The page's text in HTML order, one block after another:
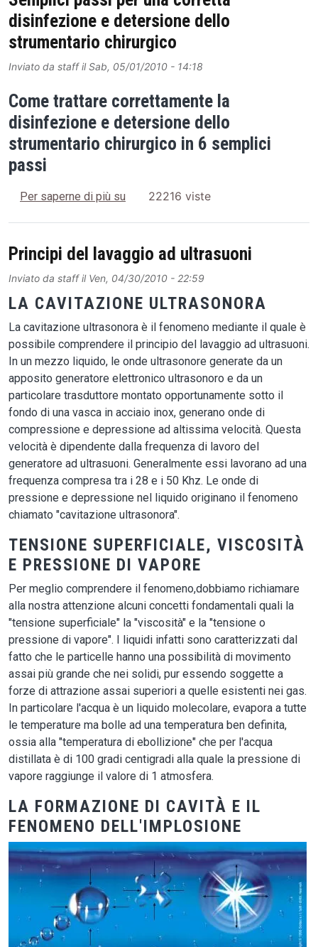
disinfezione e detersione dello
strumentario chirurgico
Inviato da staffilSab, 05/01/2010 - 14:18
Come trattare correttamente la
disinfezione e detersione dello
strumentario chirurgico in 6 semplici
passi
Per saperne di più su Semplici passi per una corretta
22216 viste
Principi del lavaggio ad ultrasuoni
Inviato da staffil Ven, 04/30/2010 - 22:59
LA CAVITAZIONE ULTRASONORA
La cavitazione ultrasonora è il fenomeno mediante il quale è
possibile comprendere il principio del lavaggio ad ultrasuoni.
In un mezzo liquido, le onde ultrasonore generate da un
apposito generatore elettronico ultrasonoro e da un
particolare trasduttore montato opportunamente sotto il
fondo di una vasca in acciaio inox, generano onde di
compressione e depressione ad altissima velocità. Questa
velocità è dipendente dalla frequenza di lavoro del
generatore ad ultrasuoni. Generalmente essi lavorano ad una
frequenza compresa tra i 28 e i 50 Khz. Le onde di
pressione e depressione nel liquido originano il fenomeno
chiamato "cavitazione ultrasonora".
TENSIONE SUPERFICIALE, VISCOSITÀ
E PRESSIONE DI VAPORE
Per meglio comprendere il fenomeno,dobbiamo richiamare
alla nostra attenzione alcuni concetti fondamentali quali la
"tensione superficiale" la "viscosità" e la "tensione o
pressione di vapore". I liquidi infatti sono caratterizzati dal
fatto che le particelle hanno una possibilità di movimento
assai più grande che nei solidi, pur essendo soggette a
forze di attrazione assai superiori a quelle esistenti nei gas.
In particolare l'acqua è un liquido molecolare, evapora a tutte
le temperature ma bolle ad una temperatura ben definita,
ossia alla "temperatura di ebollizione" che per l'acqua
distillata è di 100 gradi centigradi alla quale la pressione di
vapore raggiunge il valore di 1 atmosfera.
LA FORMAZIONE DI CAVITÀ E IL
FENOMENO DELL'IMPLOSIONE
Image